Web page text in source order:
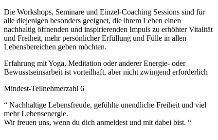
Die Workshops, Seminare und Einzel-Coaching Sessions sind für
alle diejenigen besonders geeignet, die ihrem Leben einen
nachhaltig öffnenden und inspirierenden Impuls zu erhöhter Vitalität
und Freiheit, mehr persönlicher Erfüllung und Fülle in allen
Lebensbereichen geben möchten.
Erfahrung mit Yoga, Meditation oder anderer Energie- oder
Bewusstseinsarbeit ist vorteilhaft, aber nicht zwingend erforderlich
Mindest-Teilnehmerzahl 6
“ Nachhaltige Lebensfreude, gefühlte unendliche Freiheit und viel
mehr Lebensenergie.
Wir freuen uns, wenn du dich anmeldest und mit dabei bist. “